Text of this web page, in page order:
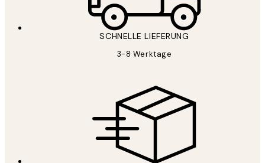
SCHNELLE LIEFERUNG
3-8 Werktage